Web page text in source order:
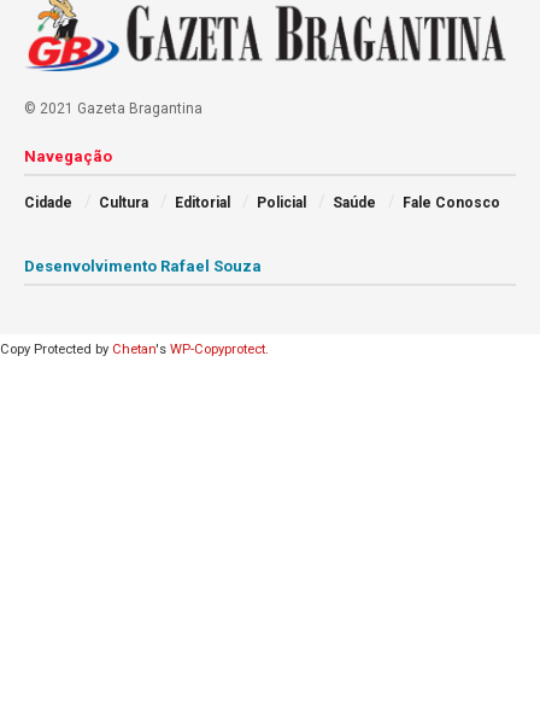
© 2021 Gazeta Bragantina
Navegação
Cidade Cultura Editorial Policial Saúde Fale Conosco
Desenvolvimento Rafael Souza
Copy Protected by Chetan's WP-Copyprotect.